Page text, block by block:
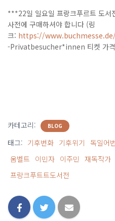
***22일 일요일 프랑크푸르트 도서
사전에 구매하셔야 합니다 (링
크: https://
-Privatbesucher*innen 티켓 가격
카테고리: BLOG
태그: 기후변화 기후위기 독일어
움벨트 이민자 이주민 재독작가
프랑크푸트트도서전